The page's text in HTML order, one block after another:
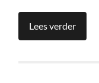
Lees verder